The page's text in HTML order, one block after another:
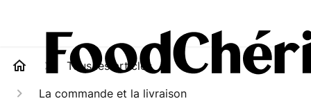
Tous les articles
La commande et la livraison